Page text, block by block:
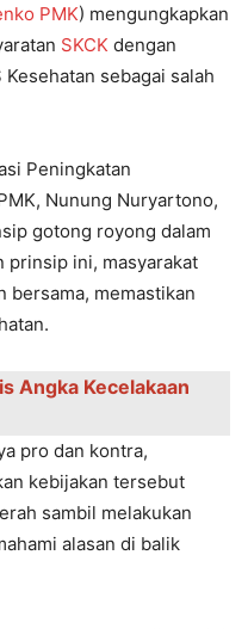
PMK) mengungkapkan
SKCK dengan
sebagai salah
Peningkatan
Nunung Nuryartono,
gotong royong dalam
prinsip ini, masyarakat
bersama, memastikan
Angka Kecelakaan
pro dan kontra,
kebijakan tersebut
sambil melakukan
alasan di balik